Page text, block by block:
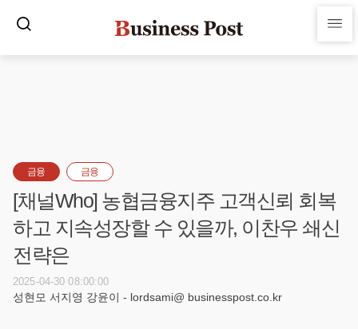
금융 금융
[채널Who] 농협금융지주 고객신뢰 회복
하고 지속성장할 수 있을까, 이찬우 쇄신
전략은
2025-04-30 08:00:00
성현모 서지영 강윤이 - lordsami@ businesspost.co.kr